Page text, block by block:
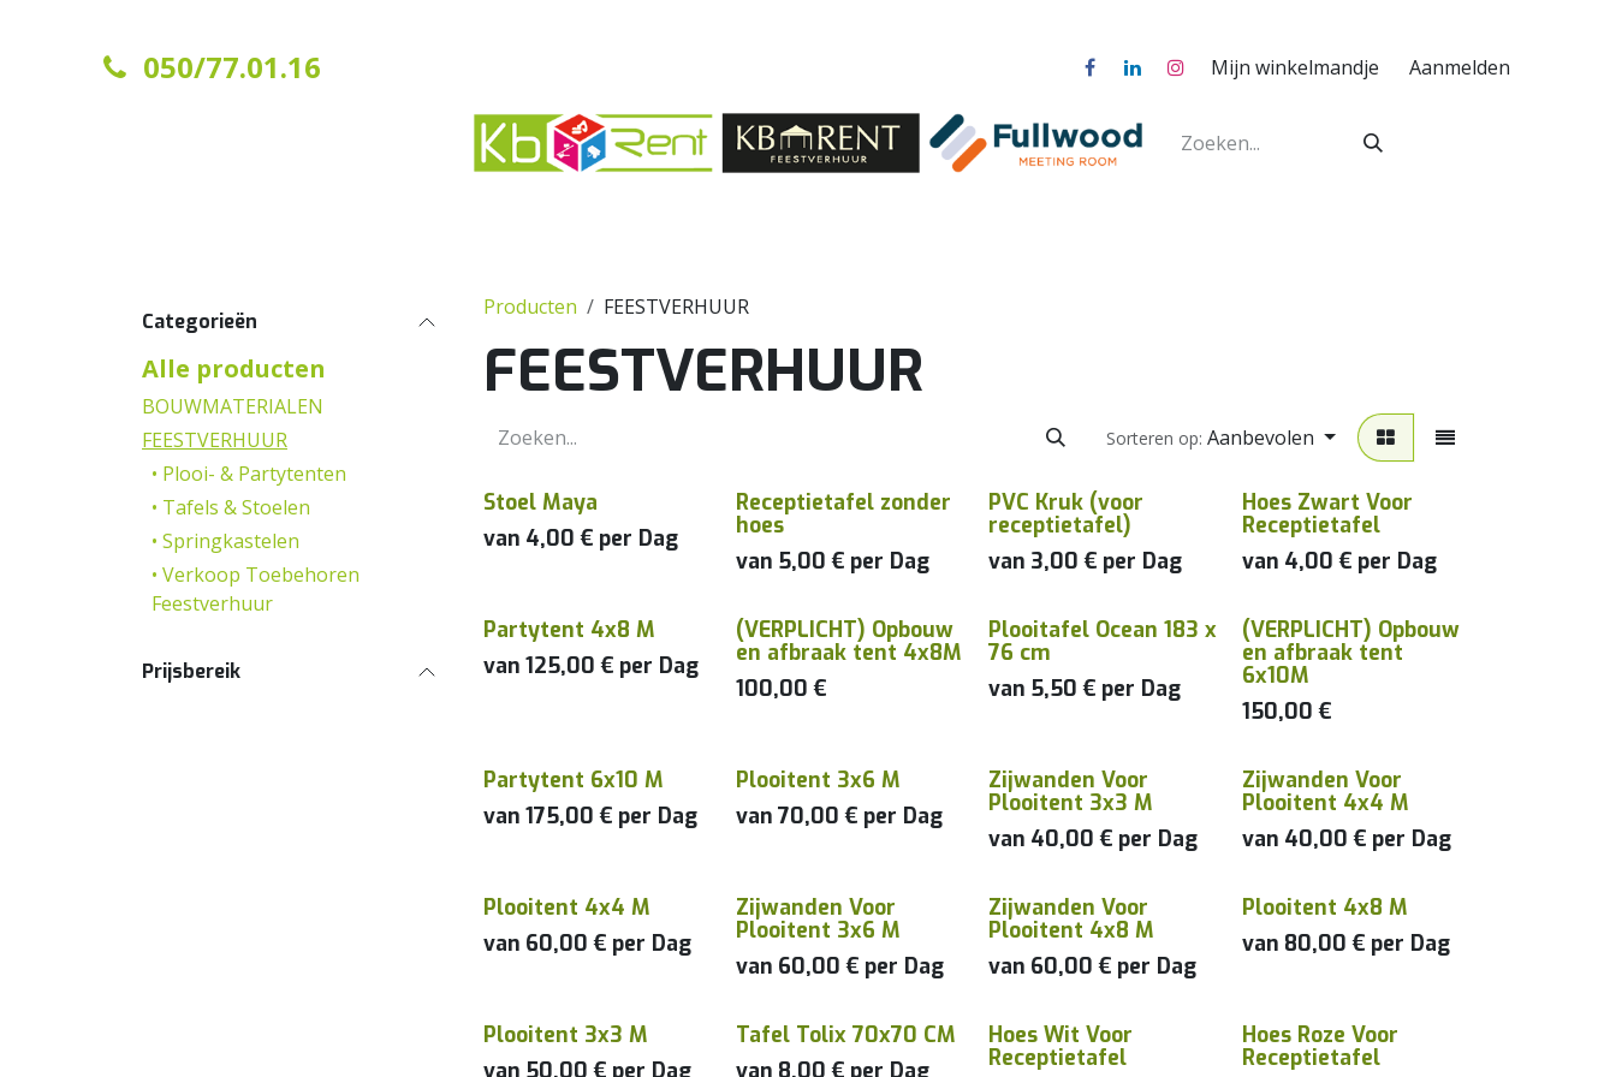
Overslaan naar inhoud050/77.01.16 Mijn winkelmandje Aanmelden
Categorieën
Alle producten
BOUWMATERIALEN
FEESTVERHUUR
• Plooi- & Partytenten
• Tafels & Stoelen
• Springkastelen
• Verkoop Toebehoren
Feestverhuur
Prijsbereik
Producten FEESTVERHUUR
FEESTVERHUUR
Sorteren op: Aanbevolen
Stoel Maya
van 4,00 € per Dag
Receptietafel zonder
hoes
van 5,00 € per Dag
PVC Kruk (voor
receptietafel)
van 3,00 € per Dag
Hoes Zwart Voor
Receptietafel
van 4,00 € per Dag
Partytent 4x8 M
van 125,00 € per Dag Enkel samen met tent
(VERPLICHT) Opbouw
en afbraak tent 4x8M
100,00 €
Plooitafel Ocean 183 x
76 cm
van 5,50 € per Dag Enkel samen met tent
(VERPLICHT) Opbouw
en afbraak tent
6x10M
150,00 €
Partytent 6x10 M
van 175,00 € per Dag
Plooitent 3x6 M
van 70,00 € per Dag Enkel samen met tent
Zijwanden Voor
Plooitent 3x3 M
van 40,00 € per Dag Enkel samen met tent
Zijwanden Voor
Plooitent 4x4 M
van 40,00 € per Dag
Plooitent 4x4 M
van 60,00 € per Dag Enkel samen met tent
Zijwanden Voor
Plooitent 3x6 M
van 60,00 € per Dag Enkel samen met tent
Zijwanden Voor
Plooitent 4x8 M
van 60,00 € per Dag
Plooitent 4x8 M
van 80,00 € per Dag
Plooitent 3x3 M
van 50,00 € per Dag
Tafel Tolix 70x70 CM
van 8,00 € per Dag
Hoes Wit Voor
Receptietafel
Hoes Roze Voor
Receptietafel